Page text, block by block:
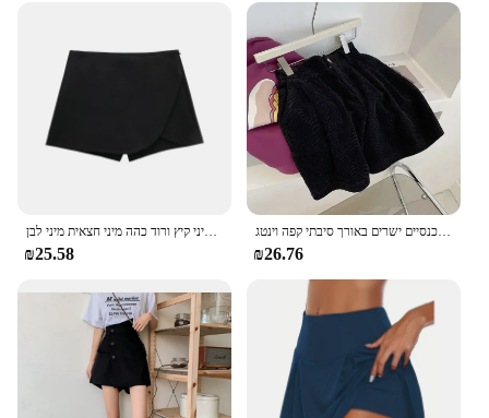
but also other sports and outdoor activities.
Whether it's a casual practice session or a
competitive match, the Skort Girls Tennis is
designed to keep girls comfortable and confident in
their game.
צעיף נשים גולגולת חום מותניים גבוה חצאית מיני קיץ ורוד כהה מיני חצאית מיני לבן
₪25.58
נשים מותן גבוה רטרו קוגרורי מכנסיים ישרים באורך סיבתי קפה וינטג 'rupas מנגינות נשים גותים מכנסיים
₪26.76